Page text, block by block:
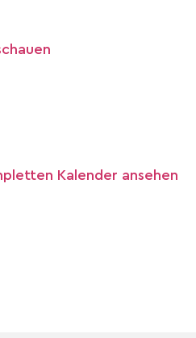
Kalender ansehen